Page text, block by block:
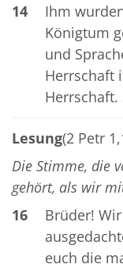
14
Ihm
Königtum
und
Herrschaft
Herrschaft.
Lesung(2 Petr
Die Stimme, die
gehört, als wir
16
Brüder!
euch die